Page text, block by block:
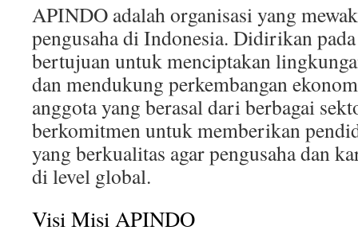
APINDO adalah organisasi yang
pengusaha di Indonesia. Didirikan
bertujuan untuk menciptakan
dan mendukung perkembangan
anggota yang berasal dari berbagai
berkomitmen untuk memberikan
yang berkualitas agar pengusaha dan
di level global.
Visi Misi APINDO